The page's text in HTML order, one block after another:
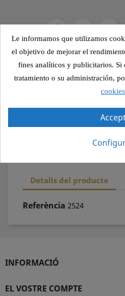
Pagament segur
100% qualitat
Detalls del producte
Referència 2524
INFORMACIÓ
EL VOSTRE COMPTE
Le informamos que utilizamos
el objetivo de mejorar el
fines analíticos y publicitarios. Si
tratamiento o su administración,
cookies